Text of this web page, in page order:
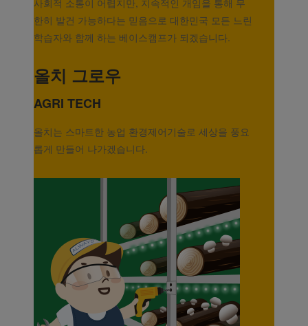
사회적 소통이 어렵지만, 지속적인 개임을 통해 무
한히 발건 가능하다는 믿음으로 대한민국 모든 느린
학습자와 함께 하는 베이스캠프가 되겠습니다.
올치 그로우
AGRI TECH
올치는 스마트한 농업 환경제어기술로 세상을 풍요
롭게 만들어 나가겠습니다.